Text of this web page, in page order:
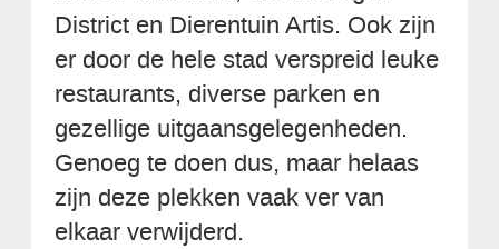
District en Dierentuin Artis. Ook zijn
er door de hele stad verspreid leuke
restaurants, diverse parken en
gezellige uitgaansgelegenheden.
Genoeg te doen dus, maar helaas
zijn deze plekken vaak ver van
elkaar verwijderd.